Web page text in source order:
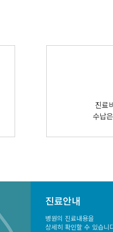
진료
수납
진료안내
병원의 진료내용을
상세히 확인할 수 있습니